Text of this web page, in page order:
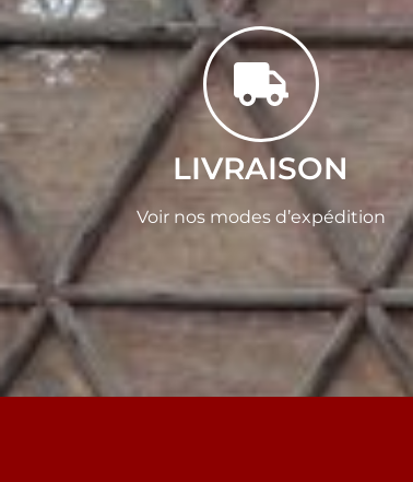
LIVRAISON
Voir nos modes d’expédition